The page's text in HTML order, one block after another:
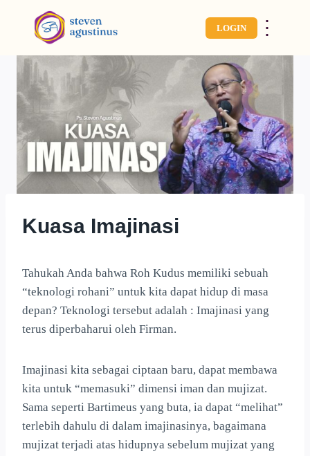
LOGIN ⋮
Kuasa Imajinasi
Tahukah Anda bahwa Roh Kudus memiliki sebuah
“teknologi rohani” untuk kita dapat hidup di masa
depan? Teknologi tersebut adalah : Imajinasi yang
terus diperbaharui oleh Firman.
Imajinasi kita sebagai ciptaan baru, dapat membawa
kita untuk “memasuki” dimensi iman dan mujizat.
Sama seperti Bartimeus yang buta, ia dapat “melihat”
terlebih dahulu di dalam imajinasinya, bagaimana
mujizat terjadi atas hidupnya sebelum mujizat yang